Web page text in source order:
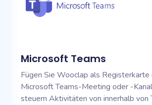
Microsoft Teams
Fügen Sie Wooclap als Registerkarte
Microsoft Teams-Meeting oder -
steuern Aktivitäten von innerhalb von